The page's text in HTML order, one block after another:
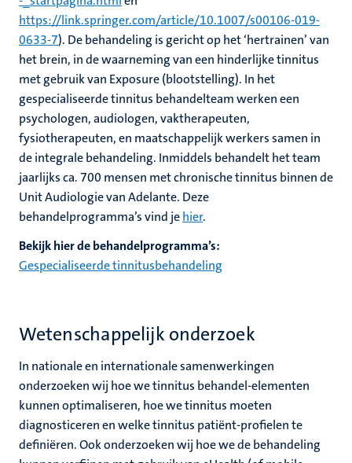
https://link.springer.com/article/10.1007/s00106-019-
0633-7). De behandeling is gericht op het ‘hertrainen’ van
het brein, in de waarneming van een hinderlijke tinnitus
met gebruik van Exposure (blootstelling). In het
gespecialiseerde tinnitus behandelteam werken een
psychologen, audiologen, vaktherapeuten,
fysiotherapeuten, en maatschappelijk werkers samen in
de integrale behandeling. Inmiddels behandelt het team
jaarlijks ca. 700 mensen met chronische tinnitus binnen de
Unit Audiologie van Adelante. Deze
behandelprogramma’s vind jehier.
Bekijk hier de behandelprogramma’s:
Gespecialiseerde tinnitusbehandeling
Wetenschappelijk onderzoek
In nationale en internationale samenwerkingen
onderzoeken wij hoe we tinnitus behandel-elementen
kunnen optimaliseren, hoe we tinnitus moeten
diagnosticeren en welke tinnitus patiënt-profielen te
definiëren. Ook onderzoeken wij hoe we de behandeling